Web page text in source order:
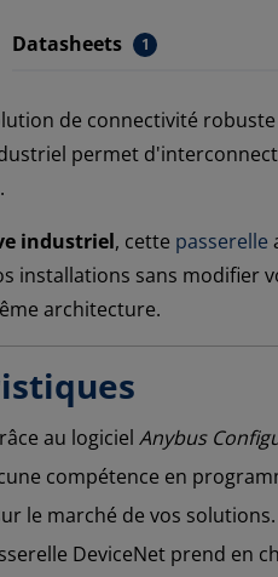
Datasheets 1
de connectivité
permet
industriel, cette passerelle
sans modifier
architecture.
au logiciel Anybus
compétence en
le marché de vos solutions.
DeviceNet prend en